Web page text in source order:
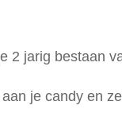
2 jarig bestaan
je candy en